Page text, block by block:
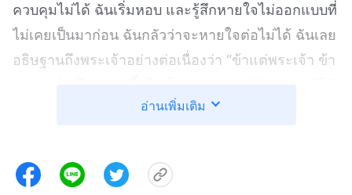
ควบคุมไม่ได้ ฉันเริ่มหอบ และรู้สึกหายใจไม่ออกแบบที่
ไม่เคยเป็นมาก่อน ฉันกลัวว่าจะหายใจต่อไม่ได้ ฉันเลย
อธิษฐานถึงพระเจ้าอย่างต่อเนื่องว่า “ข้าแต่พระเจ้า ข้า
รอดด้วยเถิด” พี่น้องหญิงคนหนึ่งเริ่มกดจุดฝังเข็มใช้ใน
ประมาณสิบนาที ตัวฉันก็หายกระตุก แต่ฉันรู้สึกอ่อน
แรงมากและพูดลำบาก พี่น้องหญิงคนนั้นพาฉันไปโรง
อ่านเพิ่มเติม